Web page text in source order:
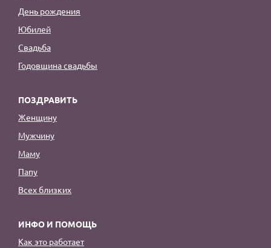
День рождения
Юбилей
Свадьба
Годовщина свадьбы
ПОЗДРАВИТЬ
Женщину
Мужчину
Маму
Папу
Всех близких
ИНФО И ПОМОЩЬ
Как это работает